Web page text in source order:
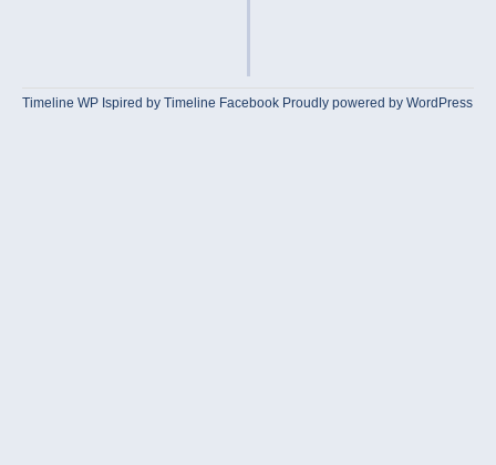
Timeline WP Ispired byTimeline Facebook Proudly powered by WordPress